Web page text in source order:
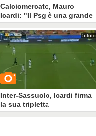
Calciomercato, Mauro
Icardi: "Il Psg è una grande
opportunità, sfida
bellissima"
PLAY
1616• di Sky Video
5 foto
Inter-Sassuolo, Icardi firma
la sua tripletta